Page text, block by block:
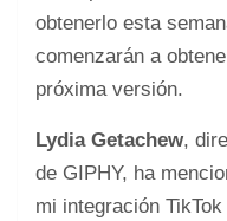
obtenerlo esta
comenzarán a
próxima versión.
Lydia Getachew,
de GIPHY, ha
mi integración